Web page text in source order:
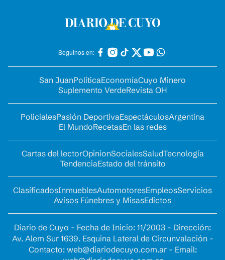
Seguinos en:
San JuanPolíticaEconomíaCuyo Minero
Suplemento VerdeRevista OH
PolicialesPasión DeportivaEspectáculosArgentina
El MundoRecetasEn las redes
Cartas del lectorOpinionSocialesSaludTecnología
TendenciaEstado del tránsito
ClasificadosInmueblesAutomotoresEmpleosServicios
Avisos Fúnebres y MisasEdictos
Diario de Cuyo - Fecha de Inicio: 11/2003 - Dirección:
Av. Alem Sur 1639. Esquina Lateral de Circunvalación -
Contacto: web@diariodecuyo.com.ar- Email: